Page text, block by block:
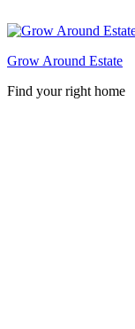
to
Grow Around Estate
Find your right home